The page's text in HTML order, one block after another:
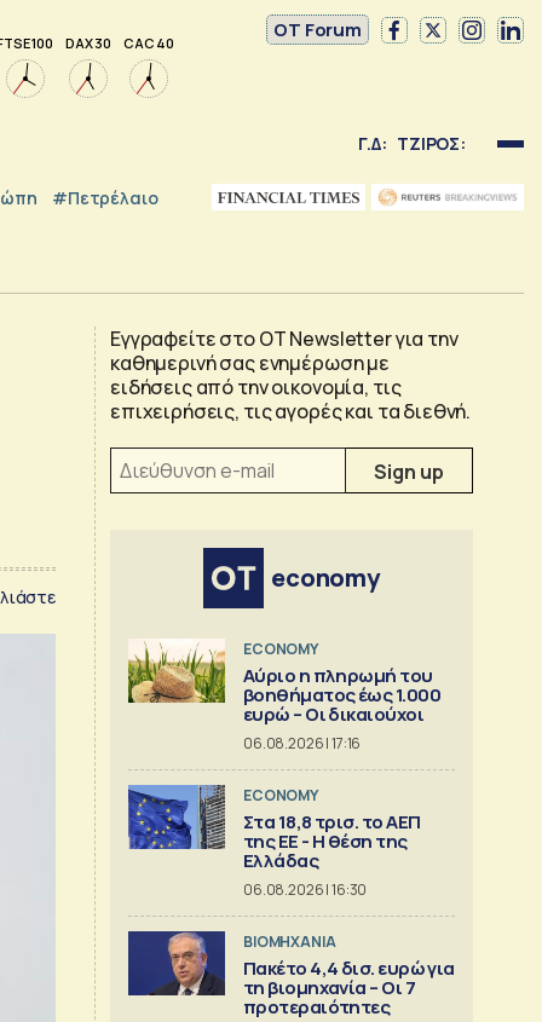
100 DAX 30 CAC 40
OT Forum
Γ.Δ: ΤΖΙΡΟΣ:
#Πετρέλαιο
Εγγραφείτε στο OT Newsletter για την
καθημερινή σας ενημέρωση με
ειδήσεις από την οικονομία, τις
επιχειρήσεις, τις αγορές και τα διεθνή.
economy
ECONOMY
Αύριο η πληρωμή του
βοηθήματος έως 1.000
ευρώ – Oι δικαιούχοι
06.08.2026 | 17:16
ECONOMY
Στα 18,8 τρισ. το ΑΕΠ
της ΕΕ - Η θέση της
Ελλάδας
06.08.2026 | 16:30
ΒΙΟΜΗΧΑΝΙΑ
Πακέτο 4,4 δισ. ευρώ για
τη βιομηχανία – Οι 7
προτεραιότητες